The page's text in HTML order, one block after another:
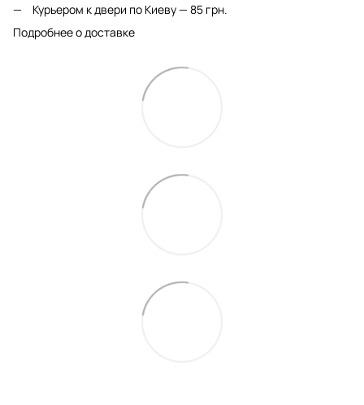
Курьером к двери по Киеву — 85 грн.
Подробнее о доставке